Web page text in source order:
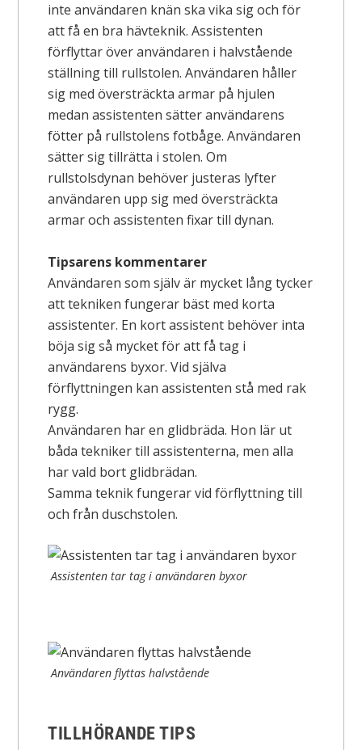
inte användaren knän ska vika sig och för
att få en bra hävteknik. Assistenten
förflyttar över användaren i halvstående
ställning till rullstolen. Användaren håller
sig med översträckta armar på hjulen
medan assistenten sätter användarens
fötter på rullstolens fotbåge. Användaren
sätter sig tillrätta i stolen. Om
rullstolsdynan behöver justeras lyfter
användaren upp sig med översträckta
armar och assistenten fixar till dynan.
Tipsarens kommentarer
Användaren som själv är mycket lång tycker
att tekniken fungerar bäst med korta
assistenter. En kort assistent behöver inta
böja sig så mycket för att få tag i
användarens byxor. Vid själva
förflyttningen kan assistenten stå med rak
rygg.
Användaren har en glidbräda. Hon lär ut
båda tekniker till assistenterna, men alla
har vald bort glidbrädan.
Samma teknik fungerar vid förflyttning till
och från duschstolen.
Assistenten tar tag i användaren byxor
Användaren flyttas halvstående
TILLHÖRANDE TIPS